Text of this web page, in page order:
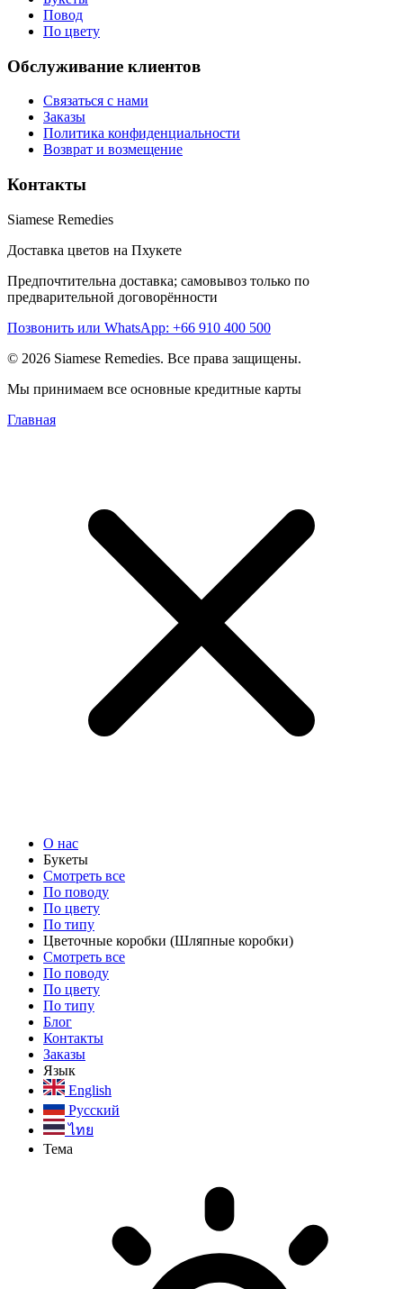
Повод
По цвету
Обслуживание клиентов
Связаться с нами
Заказы
Политика конфиденциальности
Возврат и возмещение
Контакты
Siamese Remedies
Доставка цветов на Пхукете
Предпочтительна доставка; самовывоз только по
предварительной договорённости
Позвонить или WhatsApp: +66 910 400 500
© 2026 Siamese Remedies. Все права защищены.
Мы принимаем все основные кредитные карты
Главная
О нас
Букеты
Смотреть все
По поводу
По цвету
По типу
Цветочные коробки (Шляпные коробки)
Смотреть все
По поводу
По цвету
По типу
Блог
Контакты
Заказы
Язык
English
Русский
ไทย
Тема